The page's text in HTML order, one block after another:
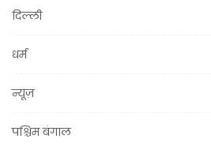
दिल्ली
धर्म
न्यूज़
पश्चिम बंगाल